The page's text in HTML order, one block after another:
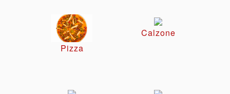
Pizza
Calzone